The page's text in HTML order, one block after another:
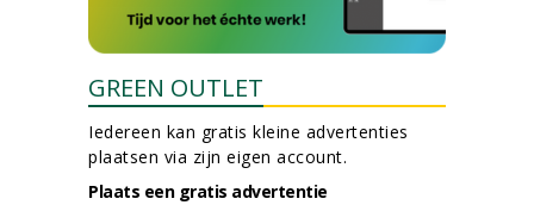
GREEN OUTLET
Iedereen kan gratis kleine advertenties
plaatsen via zijn eigen account.
Plaats een gratis advertentie